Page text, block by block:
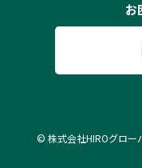
お
© 株式会社HIROグロー